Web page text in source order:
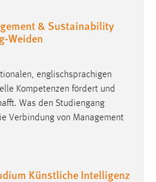
& Sustainability
Weiden
englischsprachigen
Kompetenzen fördert und
Was den Studiengang
Verbindung von Management
Künstliche Intelligenz